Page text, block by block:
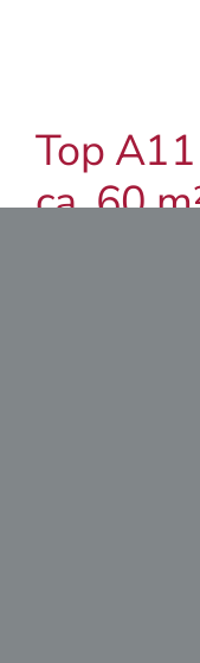
Top
ca. 60